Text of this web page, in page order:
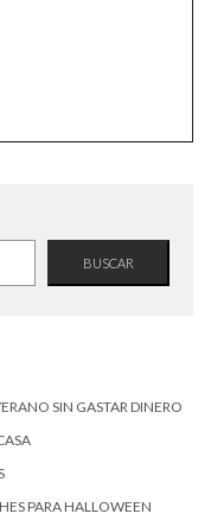
BUSCAR
SIN GASTAR DINERO
PARA HALLOWEEN